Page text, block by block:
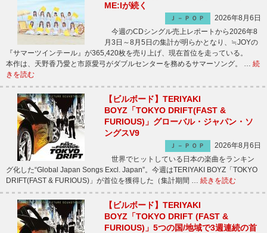
ME:Iが続く
Ｊ－ＰＯＰ
2026年8月6日
今週のCDシングル売上レポートから2026年8
月3日～8月5日の集計が明らかとなり、≒JOYの
『サマーツインテール』が365,420枚を売り上げ、現在首位を走っている。
本作は、天野香乃愛と市原愛弓がダブルセンターを務めるサマーソング。 … 続
きを読む
【ビルボード】TERIYAKI
BOYZ「TOKYO DRIFT(FAST &
FURIOUS)」グローバル・ジャパン・ソ
ングスV9
Ｊ－ＰＯＰ
2026年8月6日
世界でヒットしている日本の楽曲をランキン
グ化した“Global Japan Songs Excl. Japan”。今週はTERIYAKI BOYZ「TOKYO
DRIFT(FAST & FURIOUS)」が首位を獲得した（集計期間 … 続きを読む
【ビルボード】TERIYAKI
BOYZ「TOKYO DRIFT (FAST &
FURIOUS)」5つの国/地域で3週連続の首